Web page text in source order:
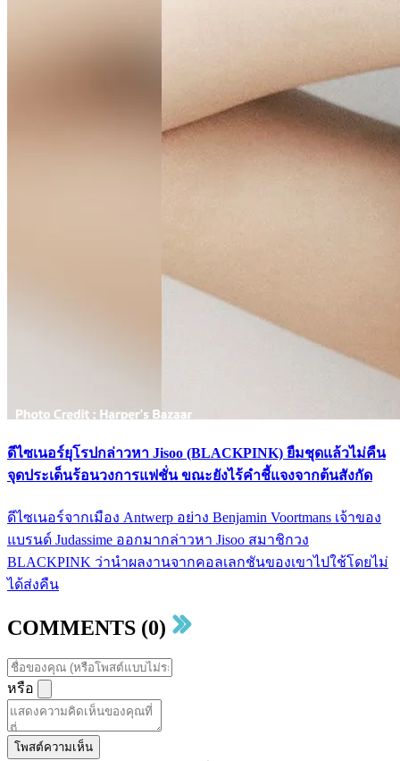
ดีไซเนอร์ยุโรปกล่าวหา Jisoo (BLACKPINK) ยืมชุดแล้วไม่คืน
จุดประเด็นร้อนวงการแฟชั่น ขณะยังไร้คำชี้แจงจากต้นสังกัด
ดีไซเนอร์จากเมือง Antwerp อย่าง Benjamin Voortmans เจ้าของ
แบรนด์ Judassime ออกมากล่าวหา Jisoo สมาชิกวง
BLACKPINK ว่านำผลงานจากคอลเลกชันของเขาไปใช้โดยไม่
ได้ส่งคืน
COMMENTS (0)
หรือ
โพสต์ความเห็น